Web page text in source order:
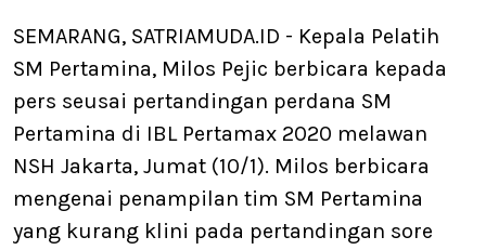
SEMARANG, SATRIAMUDA.ID - Kepala Pelatih
SM Pertamina, Milos Pejic berbicara kepada
pers seusai pertandingan perdana SM
Pertamina di IBL Pertamax 2020 melawan
NSH Jakarta, Jumat (10/1). Milos berbicara
mengenai penampilan tim SM Pertamina
yang kurang klini pada pertandingan sore